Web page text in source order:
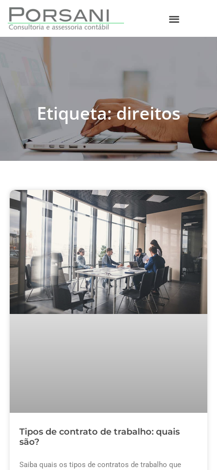
Etiqueta: direitos
Tipos de contrato de trabalho: quais
são?
Saiba quais os tipos de contratos de trabalho que